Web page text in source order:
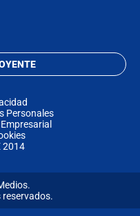
Personales
2014
reservados.